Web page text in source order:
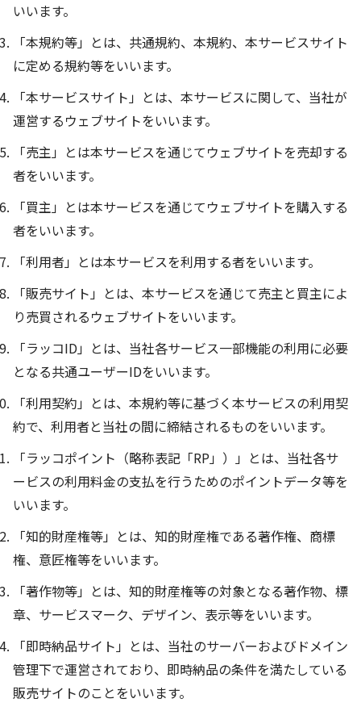
いいます。
「本規約等」とは、共通規約、本規約、本サービスサイト
に定める規約等をいいます。
「本サービスサイト」とは、本サービスに関して、当社が
運営するウェブサイトをいいます。
「売主」とは本サービスを通じてウェブサイトを売却する
者をいいます。
「買主」とは本サービスを通じてウェブサイトを購入する
者をいいます。
「利用者」とは本サービスを利用する者をいいます。
「販売サイト」とは、本サービスを通じて売主と買主によ
り売買されるウェブサイトをいいます。
「ラッコID」とは、当社各サービス一部機能の利用に必要
となる共通ユーザーIDをいいます。
「利用契約」とは、本規約等に基づく本サービスの利用契
約で、利用者と当社の間に締結されるものをいいます。
「ラッコポイント（略称表記「RP」）」とは、当社各サ
ービスの利用料金の支払を行うためのポイントデータ等を
いいます。
「知的財産権等」とは、知的財産権である著作権、商標
権、意匠権等をいいます。
「著作物等」とは、知的財産権等の対象となる著作物、標
章、サービスマーク、デザイン、表示等をいいます。
「即時納品サイト」とは、当社のサーバーおよびドメイン
管理下で運営されており、即時納品の条件を満たしている
販売サイトのことをいいます。